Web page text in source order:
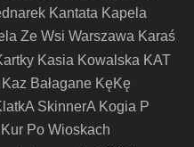
Kantata Kapela
Ze Wsi Warszawa Karaś
Kasia Kowalska KAT
Kaz Bałagane KęKę
SkinnerA Kogia P
Po Wioskach